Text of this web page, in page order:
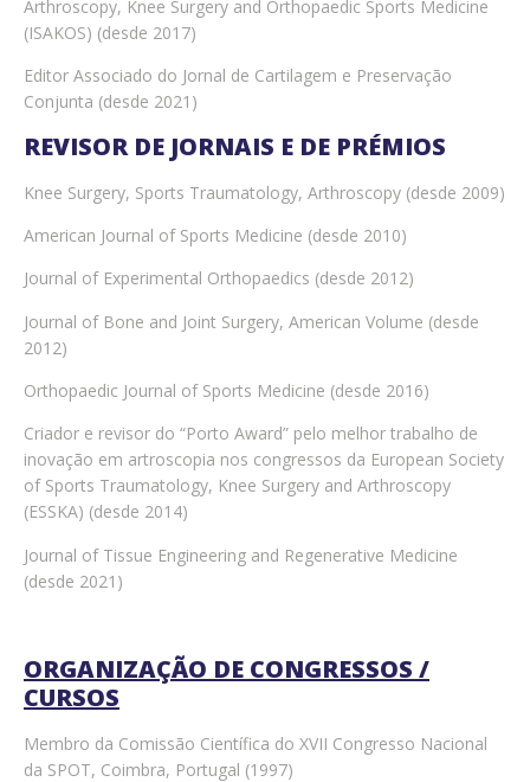
Arthroscopy, Knee Surgery and Orthopaedic Sports Medicine
(ISAKOS) (desde 2017)
Editor Associado do Jornal de Cartilagem e Preservação
Conjunta (desde 2021)
REVISOR DE JORNAIS E DE PRÉMIOS
Knee Surgery, Sports Traumatology, Arthroscopy (desde 2009)
American Journal of Sports Medicine (desde 2010)
Journal of Experimental Orthopaedics (desde 2012)
Journal of Bone and Joint Surgery, American Volume (desde
2012)
Orthopaedic Journal of Sports Medicine (desde 2016)
Criador e revisor do “Porto Award” pelo melhor trabalho de
inovação em artroscopia nos congressos da European Society
of Sports Traumatology, Knee Surgery and Arthroscopy
(ESSKA) (desde 2014)
Journal of Tissue Engineering and Regenerative Medicine
(desde 2021)
ORGANIZAÇÃO DE CONGRESSOS /
CURSOS
Membro da Comissão Científica do XVII Congresso Nacional
da SPOT, Coimbra, Portugal (1997)